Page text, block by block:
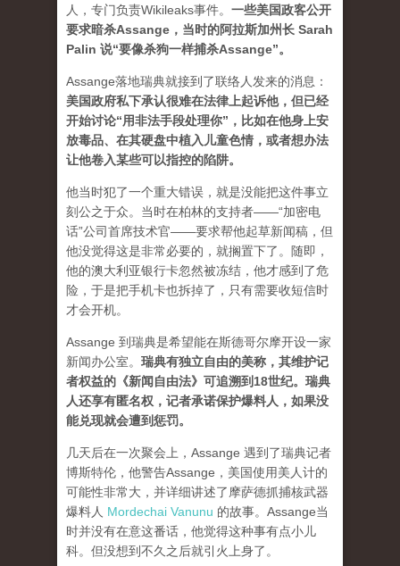
人，专门负责Wikileaks事件。 一些美国政客公开
要求暗杀Assange，当时的阿拉斯加州长 Sarah
Palin 说“要像杀狗一样捕杀Assange”。
Assange落地瑞典就接到了联络人发来的消息：
美国政府私下承认很难在法律上起诉他，但已经
开始讨论“用非法手段处理你”，比如在他身上安
放毒品、在其硬盘中植入儿童色情，或者想办法
让他卷入某些可以指控的陷阱。
他当时犯了一个重大错误，就是没能把这件事立
刻公之于众。当时在柏林的支持者——“加密电
话”公司首席技术官——要求帮他起草新闻稿，但
他没觉得这是非常必要的，就搁置下了。随即，
他的澳大利亚银行卡忽然被冻结，他才感到了危
险，于是把手机卡也拆掉了，只有需要收短信时
才会开机。
Assange 到瑞典是希望能在斯德哥尔摩开设一家
新闻办公室。 瑞典有独立自由的美称，其维护记
者权益的《新闻自由法》可追溯到18世纪。瑞典
人还享有匿名权，记者承诺保护爆料人，如果没
能兑现就会遭到惩罚。
几天后在一次聚会上，Assange 遇到了瑞典记者
博斯特伦，他警告Assange，美国使用美人计的
可能性非常大，并详细讲述了摩萨德抓捕核武器
爆料人 Mordechai Vanunu 的故事。Assange当
时并没有在意这番话，他觉得这种事有点小儿
科。但没想到不久之后就引火上身了。